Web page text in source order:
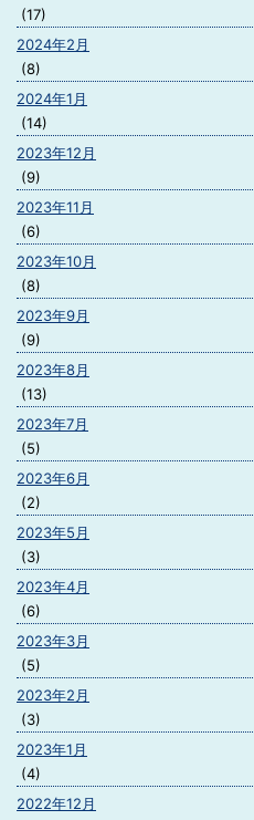
(17)
2024年2月
(8)
2024年1月
(14)
2023年12月
(9)
2023年11月
(6)
2023年10月
(8)
2023年9月
(9)
2023年8月
(13)
2023年7月
(5)
2023年6月
(2)
2023年5月
(3)
2023年4月
(6)
2023年3月
(5)
2023年2月
(3)
2023年1月
(4)
2022年12月